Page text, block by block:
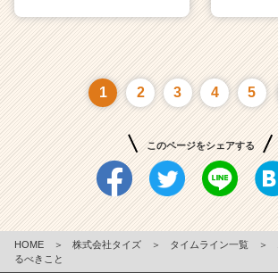
1 2 3 4 5
このページをシェアする
HOME ＞ 株式会社タイズ ＞ タイムライン一覧 ＞
るべきこと